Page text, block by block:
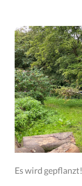
Es wird gepflanzt!